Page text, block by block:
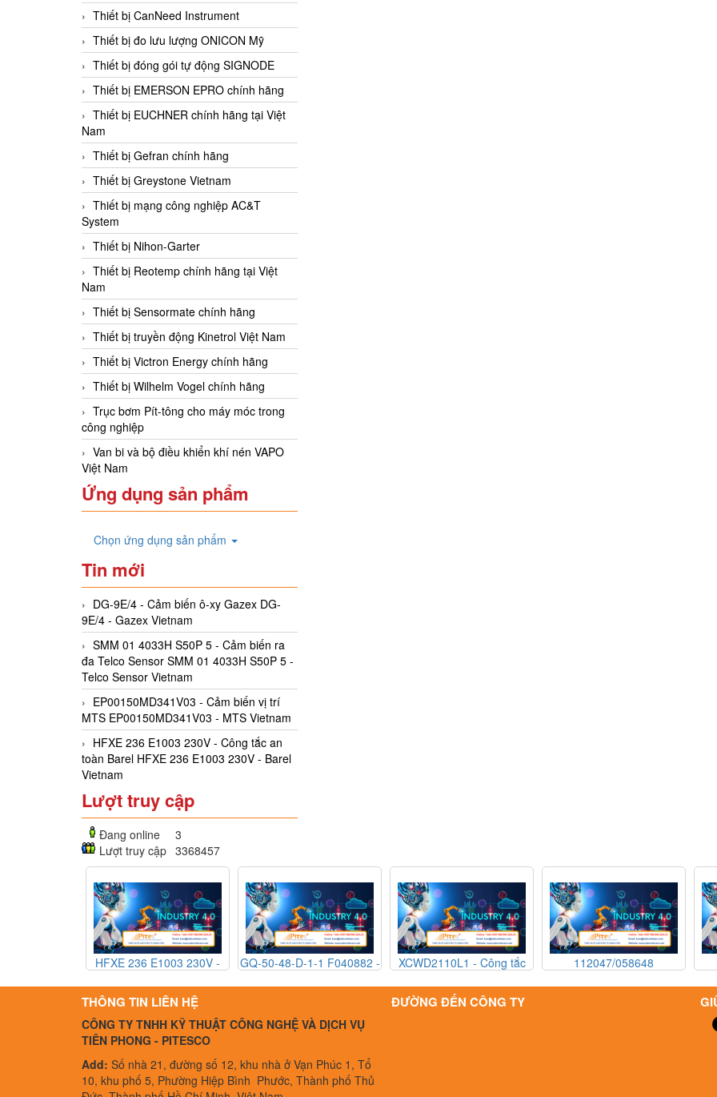
Thiết bị CanNeed Instrument
Thiết bị đo lưu lượng ONICON Mỹ
Thiết bị đóng gói tự động SIGNODE
Thiết bị EMERSON EPRO chính hãng
Thiết bị EUCHNER chính hãng tại Việt
Nam
Thiết bị Gefran chính hãng
Thiết bị Greystone Vietnam
Thiết bị mạng công nghiệp AC&T
System
Thiết bị Nihon-Garter
Thiết bị Reotemp chính hãng tại Việt
Nam
Thiết bị Sensormate chính hãng
Thiết bị truyền động Kinetrol Việt Nam
Thiết bị Victron Energy chính hãng
Thiết bị Wilhelm Vogel chính hãng
Trục bơm Pít-tông cho máy móc trong
công nghiệp
Van bi và bộ điều khiển khí nén VAPO
Việt Nam
Ứng dụng sản phẩm
Chọn ứng dụng sản phẩm
Tin mới
DG-9E/4 - Cảm biến ô-xy Gazex DG-
9E/4 - Gazex Vietnam
SMM 01 4033H S50P 5 - Cảm biến ra
đa Telco Sensor SMM 01 4033H S50P 5 -
Telco Sensor Vietnam
EP00150MD341V03 - Cảm biến vị trí
MTS EP00150MD341V03 - MTS Vietnam
HFXE 236 E1003 230V - Công tắc an
toàn Barel HFXE 236 E1003 230V - Barel
Vietnam
Lượt truy cập
Đang online
3
Lượt truy cập 3368457
HFXE 236 E1003 230V -
HFXE 236 E1003 230V -
Barel Vietnam
GQ-50-48-D-1-1 F040882 -
50-48-D-1-1 F040882 -
Gefran Vietnam
XCWD2110L1 - Công tắc
XCWD2110L1 - Technor
Atex Vietnam
112047/058648
định lượng KNF
112047/058648
112047/
định lượng
112047/
NPK04KVDC-B
THÔNG TIN LIÊN HỆ
CÔNG TY TNHH KỸ THUẬT CÔNG NGHỆ VÀ DỊCH VỤ
TIÊN PHONG - PITESCO
Add: Số nhà 21, đường số 12, khu nhà ở Vạn Phúc 1, Tổ
10, khu phố 5, Phường Hiệp Bình Phước, Thành phố Thủ
ĐƯỜNG ĐẾN CÔNG TY